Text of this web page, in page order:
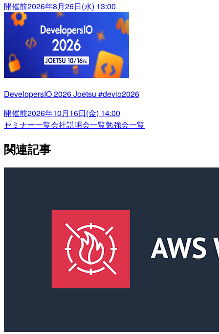
開催前2026年8月26日(水) 13:00
DevelopersIO 2026 Joetsu #devio2026
開催前2026年10月16日(金) 14:00
セミナー一覧会社説明会一覧勉強会一覧
関連記事